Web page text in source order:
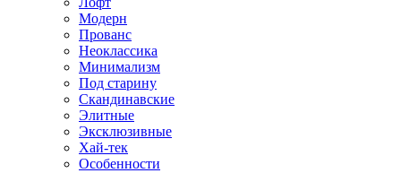
Модерн
Прованс
Неоклассика
Минимализм
Под старину
Скандинавские
Элитные
Эксклюзивные
Хай-тек
Особенности